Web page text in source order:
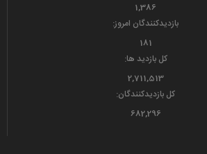
1,386
بازدیدکنندگان امروز:
181
کل بازدید ها:
2,711,513
کل بازدیدکنند‌گان:
682,296